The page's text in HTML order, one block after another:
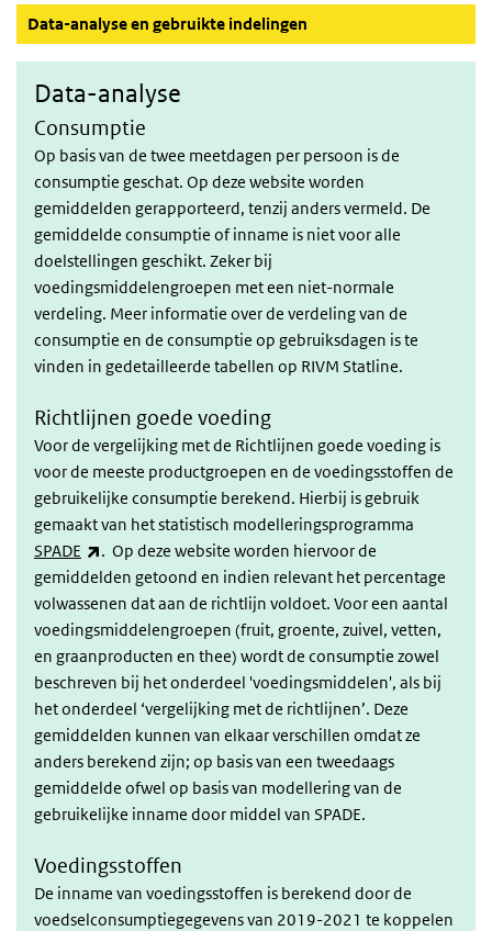
Data-analyse en gebruikte indelingen
Data-analyse
Consumptie
Op basis van de twee meetdagen per persoon is de
consumptie geschat. Op deze website worden
gemiddelden gerapporteerd, tenzij anders vermeld. De
gemiddelde consumptie of inname is niet voor alle
doelstellingen geschikt. Zeker bij
voedingsmiddelengroepen met een niet-normale
verdeling. Meer informatie over de verdeling van de
consumptie en de consumptie op gebruiksdagen is te
vinden in gedetailleerde tabellen op RIVM Statline.
Richtlijnen goede voeding
Voor de vergelijking met de Richtlijnen goede voeding is
voor de meeste productgroepen en de voedingsstoffen de
gebruikelijke consumptie berekend. Hierbij is gebruik
gemaakt van het statistisch modelleringsprogramma
SPADE
(externe link)
. Op deze website worden hiervoor de
gemiddelden getoond en indien relevant het percentage
volwassenen dat aan de richtlijn voldoet. Voor een aantal
voedingsmiddelengroepen (fruit, groente, zuivel, vetten,
en graanproducten en thee) wordt de consumptie zowel
beschreven bij het onderdeel 'voedingsmiddelen', als bij
het onderdeel ‘vergelijking met de richtlijnen’. Deze
gemiddelden kunnen van elkaar verschillen omdat ze
anders berekend zijn; op basis van een tweedaags
gemiddelde ofwel op basis van modellering van de
gebruikelijke inname door middel van SPADE.
Voedingsstoffen
De inname van voedingsstoffen is berekend door de
voedselconsumptiegegevens van 2019-2021 te koppelen